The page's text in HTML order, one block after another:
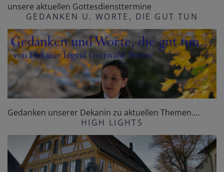
unsere aktuellen Gottesdiensttermine
GEDANKEN U. WORTE, DIE GUT TUN
Gedanken unserer Dekanin zu aktuellen Themen....
HIGH LIGHTS